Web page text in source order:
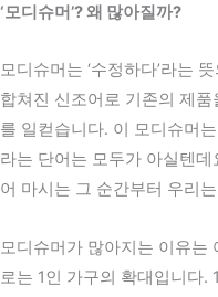
‘모디슈머’? 왜 많아질까?
모디슈머는 ‘수정하다’라는
합쳐진 신조어로 기존의 제
를 일컫습니다. 이 모디슈머
라는 단어는 모두가 아실텐
어 마시는 그 순간부터 우리
모디슈머가 많아지는 이유는
로는 1인 가구의 확대입니다.